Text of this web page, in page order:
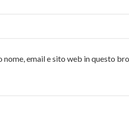
nome, email e sito web in questo